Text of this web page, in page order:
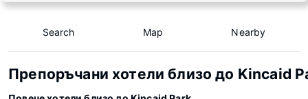
Search Map Nearby
Препоръчани хотели близо до Kincaid